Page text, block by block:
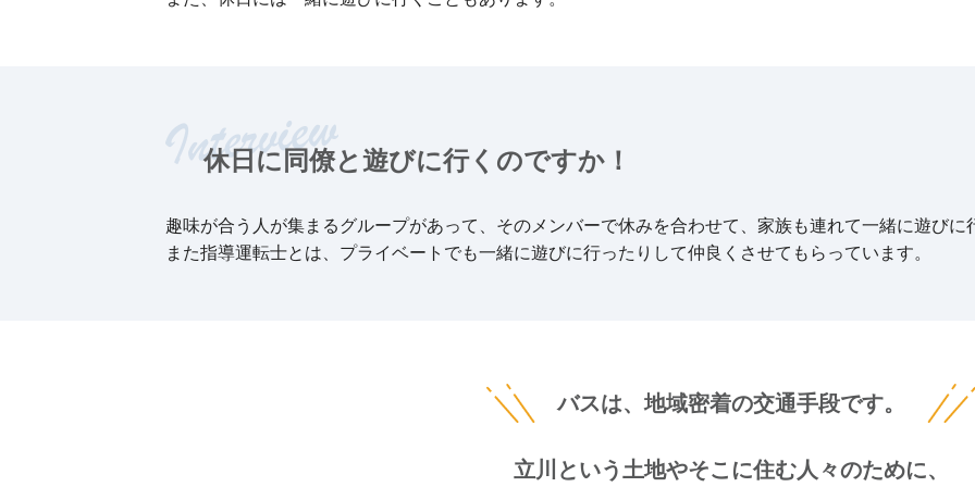
休日に同僚と遊びに行くのですか！
趣味が合う人が集まるグループがあって、そのメンバーで休みを合わせて、家族も連れて一緒に遊びに
また指導運転士とは、プライベートでも一緒に遊びに行ったりして仲良くさせてもらっています。
バスは、地域密着の交通手段です。
立川という土地やそこに住む人々のために、